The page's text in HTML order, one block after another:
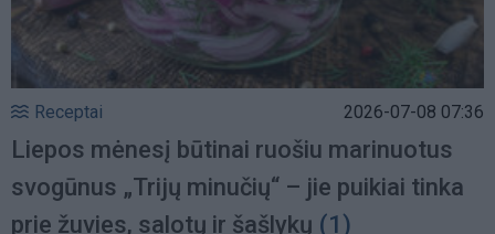
Receptai 2026-07-08 07:36
Liepos mėnesį būtinai ruošiu marinuotus
svogūnus „Trijų minučių“ – jie puikiai tinka
prie žuvies, salotų ir šašlykų (1)